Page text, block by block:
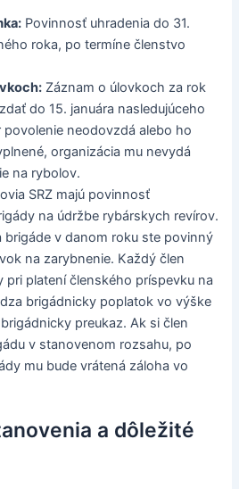
Povinnosť uhradenia do 31.
roka, po termíne členstvo
Záznam o úlovkoch za rok
do 15. januára nasledujúceho
povolenie neodovzdá alebo ho
organizácia mu nevydá
na rybolov.
SRZ majú povinnosť
na údržbe rybárskych revírov.
brigáde v danom roku ste povinný
na zarybnenie. Každý člen
pri platení členského príspevku na
brigádnicky poplatok vo výške
preukaz. Ak si člen
v stanovenom rozsahu, po
mu bude vrátená záloha vo
a dôležité